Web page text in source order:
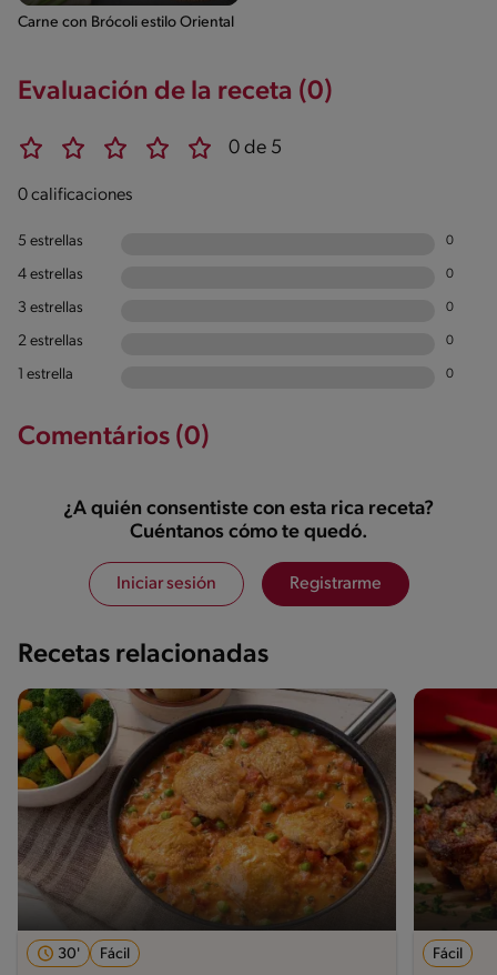
Carne con Brócoli estilo Oriental
Evaluación de la receta (0)
0 de 5
0 calificaciones
5 estrellas 0
4 estrellas 0
3 estrellas 0
2 estrellas 0
1 estrella 0
Comentários (0)
¿A quién consentiste con esta rica receta?
Cuéntanos cómo te quedó.
Iniciar sesión Registrarme
Recetas relacionadas
30' Fácil Fácil